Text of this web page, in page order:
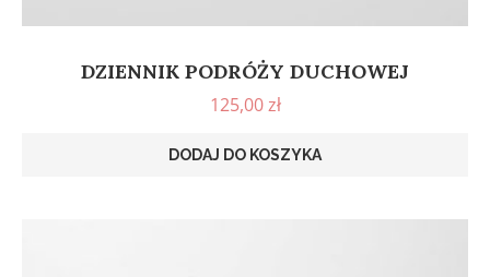
DZIENNIK PODRÓŻY DUCHOWEJ
125,00zł
DODAJ DO KOSZYKA